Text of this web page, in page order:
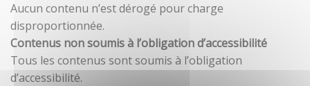
Aucun contenu n’est dérogé pour charge
disproportionnée.
Contenus non soumis à l’obligation d’accessibilité
Tous les contenus sont soumis à l’obligation
d’accessibilité.